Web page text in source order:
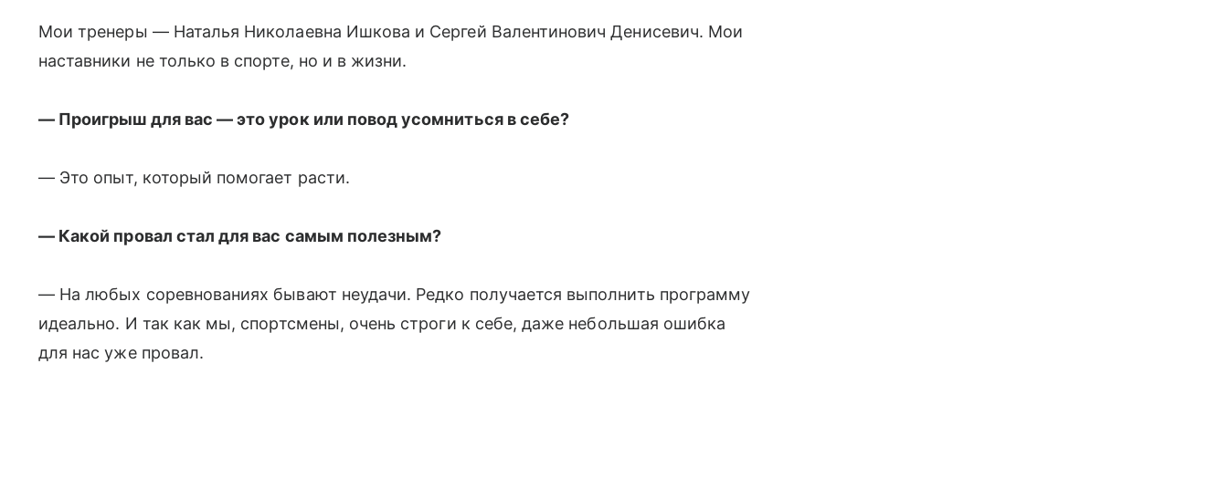
Мои тренеры — Наталья Николаевна Ишкова и Сергей Валентинович Денисевич. Мои
наставники не только в спорте, но и в жизни.
— Проигрыш для вас — это урок или повод усомниться в себе?
— Это опыт, который помогает расти.
— Какой провал стал для вас самым полезным?
— На любых соревнованиях бывают неудачи. Редко получается выполнить программу
идеально. И так как мы, спортсмены, очень строги к себе, даже небольшая ошибка
для нас уже провал.